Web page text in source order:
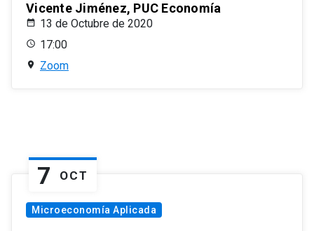
Vicente Jiménez, PUC Economía
13 de Octubre de 2020
17:00
Zoom
7 OCT
Microeconomía Aplicada